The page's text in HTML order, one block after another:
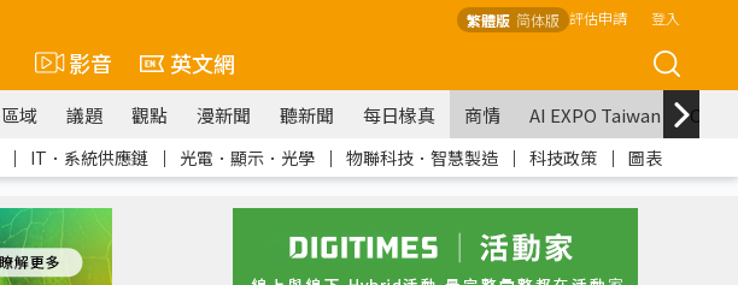
繁體版 简体版 評估申請 登入
影音 英文網
區域 議題 觀點 漫新聞 聽新聞 每日椽真 商情 AI EXPO Taiwan
｜ IT．系統供應鏈 ｜ 光電．顯示．光學 ｜ 物聯科技．智慧製造 ｜ 科技政策 ｜ 圖表